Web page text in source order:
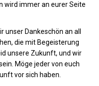
wird immer an eurer Seite
Dankeschön an all
die mit Begeisterung
unsere Zukunft, und wir
Möge jeder von euch
vor sich haben.